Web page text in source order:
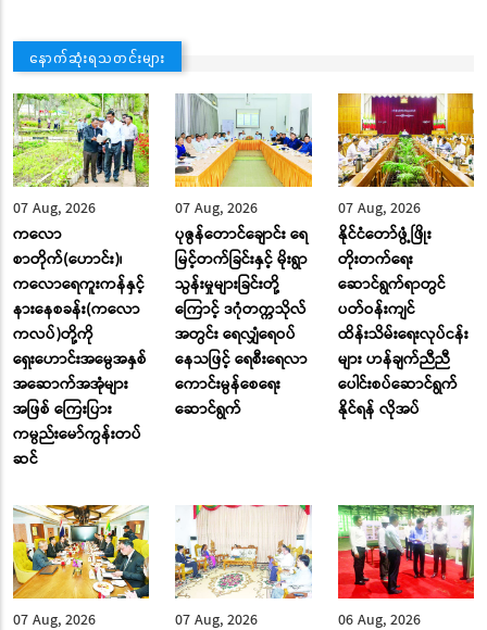
နောက်ဆုံးရသတင်းများ
07 Aug, 2026
ကလော
စာတိုက်(ဟောင်း)၊
ကလောရေကူးကန်နှင့်
နားနေစခန်း(ကလော
ကလပ်)တို့ကို
ရှေးဟောင်းအမွေအနှစ်
အဆောက်အအုံများ
အဖြစ် ကြေးပြား
ကမ္ပည်းမော်ကွန်းတပ်
ဆင်
07 Aug, 2026
ပုဇွန်တောင်ချောင်း ရေ
မြင့်တက်ခြင်းနှင့် မိုးရွာ
သွန်းမှုများခြင်းတို့
ကြောင့် ဒဂုံတက္ကသိုလ်
အတွင်း ရေလျှံရေဝပ်
နေသဖြင့် ရေစီးရေလာ
ကောင်းမွန်စေရေး
ဆောင်ရွက်
07 Aug, 2026
နိုင်ငံတော်ဖွံ့ဖြိုး
တိုးတက်ရေး
ဆောင်ရွက်ရာတွင်
ပတ်ဝန်းကျင်
ထိန်းသိမ်းရေးလုပ်ငန်း
များ ဟန်ချက်ညီညီ
ပေါင်းစပ်ဆောင်ရွက်
နိုင်ရန် လိုအပ်
07 Aug, 2026 07 Aug, 2026 06 Aug, 2026